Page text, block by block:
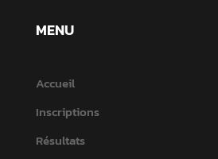
MENU
Accueil
Inscriptions
Résultats